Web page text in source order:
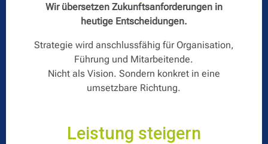
Wir übersetzen Zukunftsanforderungen in
heutige Entscheidungen.
Strategie wird anschlussfähig für Organisation,
Führung und Mitarbeitende.
Nicht als Vision. Sondern konkret in eine
umsetzbare Richtung.
Leistung steigern